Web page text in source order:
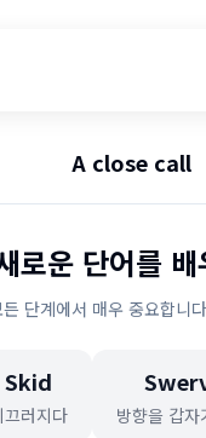
A close call
로운 단어를
단계에서 매우 중요합니
Skid
끄러지다 방향을 갑자